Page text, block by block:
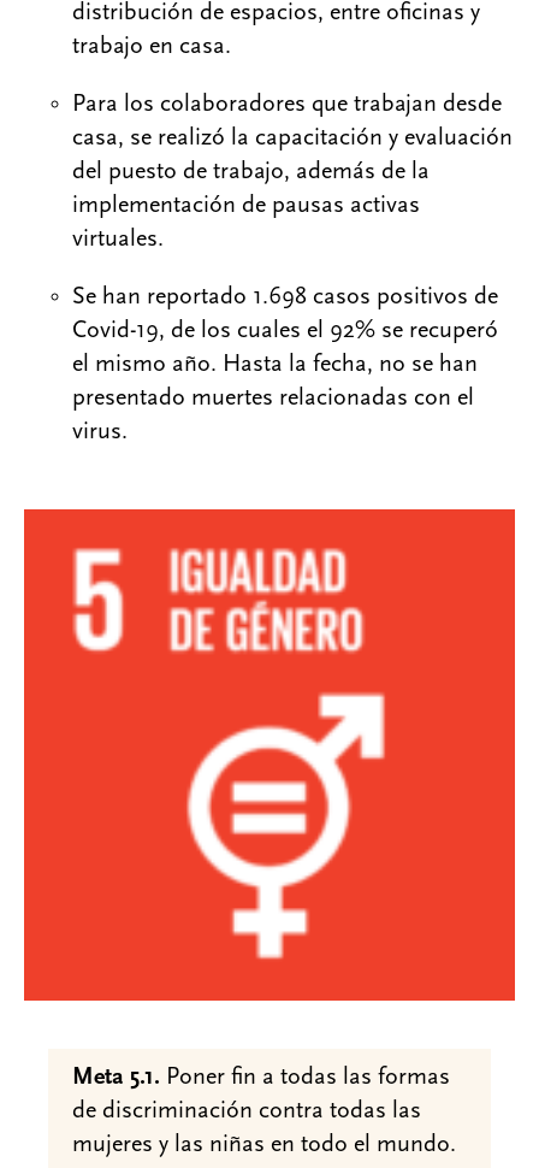
distribución de espacios, entre oficinas y
trabajo en casa.
Para los colaboradores que trabajan desde
casa, se realizó la capacitación y evaluación
del puesto de trabajo, además de la
implementación de pausas activas
virtuales.
Se han reportado 1.698 casos positivos de
Covid-19, de los cuales el 92% se recuperó
el mismo año. Hasta la fecha, no se han
presentado muertes relacionadas con el
virus.
Meta 5.1. Poner fin a todas las formas
de discriminación contra todas las
mujeres y las niñas en todo el mundo.